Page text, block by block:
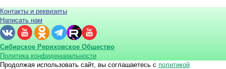
Контакты и реквизиты
Написать нам
Сибирское Рериховское Общество
Политика конфиденциальности
Продолжая использовать сайт, вы соглашаетесь с политикой